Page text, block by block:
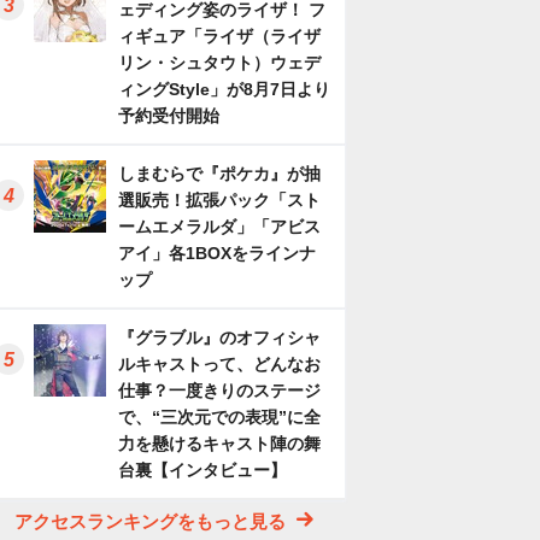
ェディング姿のライザ！ フ
ィギュア「ライザ（ライザ
リン・シュタウト）ウェデ
ィングStyle」が8月7日より
予約受付開始
しまむらで『ポケカ』が抽
選販売！拡張パック「スト
ームエメラルダ」「アビス
アイ」各1BOXをラインナ
ップ
『グラブル』のオフィシャ
ルキャストって、どんなお
仕事？一度きりのステージ
で、“三次元での表現”に全
力を懸けるキャスト陣の舞
台裏【インタビュー】
アクセスランキングをもっと見る